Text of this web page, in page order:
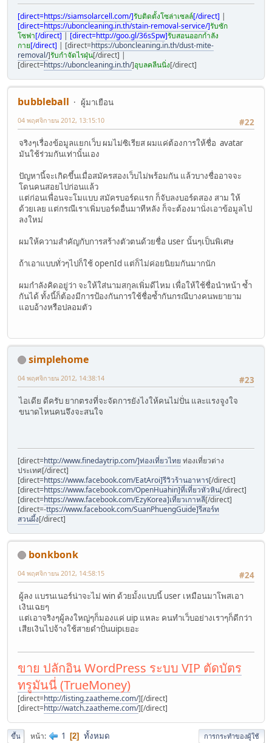
[direct=https://siamsolarcell.com/]รับติดตั้งโซล่าเซลล์[/direct] |
[direct=https://uboncleaning.in.th/stain-removal-service/]รับซัก
โซฟา[/direct] | [direct=http://goo.gl/36sSpw]รับสอนออกกำลัง
กาย[/direct] | [direct=https://uboncleaning.in.th/dust-mite-
removal/]รับกำจัดไรฝุ่น[/direct] |
[direct=https://uboncleaning.in.th/]อุบลคลีนนิ่ง[/direct]
bubbleball
ผู้มาเยือน
#22
04 พฤศจิกายน 2012, 13:15:10
จริงๆเรื่องข้อมูลแยกเว็บ ผมไม่ซิเรียส ผมแค่ต้องการให้ชื่อ avatar
มันใช้ร่วมกันเท่านั้นเอง
ปัญหานี้จะเกิดขึ้นเมื่อสมัครสองเว็บไม่พร้อมกัน แล้วบางชื่ออาจจะ
โดนคนสอยไปก่อนแล้ว
แต่ก่อนเพื่อนจะโมแบบ สมัครบอร์ดแรก ก็จับลงบอร์ดสอง สาม ให้
ด้วยเลย แต่กรณีเราเพิ่มบอร์ดอื่นมาทีหลัง ก็จะต้องมานั่งเอาข้อมูลไป
ลงใหม่
ผมให้ความสำคัญกับการสร้างตัวตนด้วยชื่อ user นั้นๆเป็นพิเศษ
ถ้าเอาแบบทั่วๆไปก็ใช้ openId แต่ก็ไม่ค่อยนิยมกันมากนัก
ผมกำลังคิดอยู่ว่า จะให้ใส่นามสกุลเพิ่มดีไหม เพื่อให้ใช้ชื่อนำหน้า ซ้ำ
กันได้ ทั้งนี้ก็ต้องมีการป้องกันการใช้ชื่อซ้ำกันกรณีบางคนพยายาม
แอบอ้างหรือปลอมตัว
simplehome
#23
04 พฤศจิกายน 2012, 14:38:14
ไอเดีย ดีครับ ยากตรงที่จะจัดการยังไงให้คนไม่ปั่น และแรงจูงใจ
ขนาดไหนคนจึงจะสนใจ
[direct=http://www.finedaytrip.com/]ท่องเที่ยวไทย ท่องเที่ยวต่าง
ประเทศ[/direct]
[direct=https://www.facebook.com/EatAroi]รีวิวร้านอาหาร[/direct]
[direct=https://www.facebook.com/OpenHuahin]ที่เที่ยวหัวหิน[/direct]
[direct=https://www.facebook.com/EzyKorea]เที่ยวเกาหลี[/direct]
[direct=-ttps://www.facebook.com/SuanPhuengGuide]รีสอร์ท
สวนผึ้ง[/direct]
bonkbonk
#24
04 พฤศจิกายน 2012, 14:58:15
ผู้ลง แบรนเนอร์น่าจะไม่ win ด้วยมั้งแบบนี้ user เหมือนมาโพสเอา
เงินเฉยๆ
แต่เอาจริงๆผู้ลงใหญ่ๆก็มองแค่ uip แหละ คนทำเว็บอย่างเราๆก็ดีกว่า
เสียเงินไปจ้างใช้สายดำปั่นuipเยอะ
ขาย ปลักอิน WordPress ระบบ VIP ตัดบัตร
ทรูมันนี่ (TrueMoney)
[direct=http://listing.zaatheme.com/][/direct]
[direct=http://watch.zaatheme.com/][/direct]
ขึ้น หน้า 1 2 ทั้งหมด การกระทำของผู้ใช้